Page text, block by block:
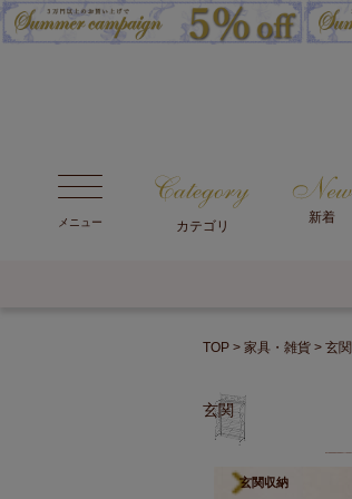
メニュー カテゴリ
新着
TOP 家具・雑貨 玄関
玄関
玄関収納